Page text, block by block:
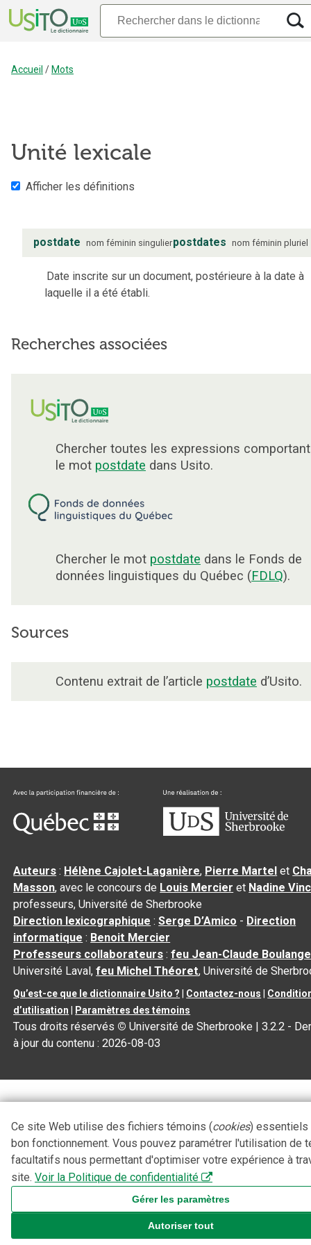
Accueil / Mots
Unité lexicale
Afficher les définitions
postdate nom féminin singulierpostdates nom féminin pluriel
Date inscrite sur un document, postérieure à la date à
laquelle il a été établi.
Recherches associées
Chercher toutes les expressions comportant
le mot postdate dans Usito.
Chercher le mot postdate dans le Fonds de
données linguistiques du Québec (FDLQ).
Sources
Contenu extrait de l’article postdate d’Usito.
Auteurs : Hélène Cajolet-Laganière, Pierre Martel et
Masson, avec le concours de Louis Mercier et Nadine
professeurs, Université de Sherbrooke
Direction lexicographique :Serge D’Amico - Direction
informatique : Benoit Mercier
Professeurs collaborateurs :feu Jean-Claude
Université Laval,feu Michel Théoret, Université de
Qu’est-ce que le dictionnaire Usito ? Contactez-nous
d’utilisation
Paramètres des témoins
Tous droits réservés © Université de Sherbrooke |3.2.2 -
à jour du contenu :2026-08-03
Ce site Web utilise des fichiers témoins (cookies) essentiels
bon fonctionnement. Vous pouvez paramétrer l'utilisation de
facultatifs nous permettant d'optimiser votre expérience à
site. Voir la Politique de confidentialité
Gérer les paramètres
Autoriser tout